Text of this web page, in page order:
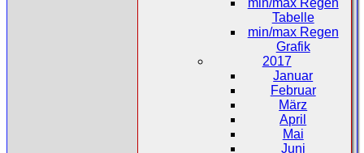
Tabelle
min/max Regen
Grafik
2017
Januar
Februar
März
April
Mai
Juni